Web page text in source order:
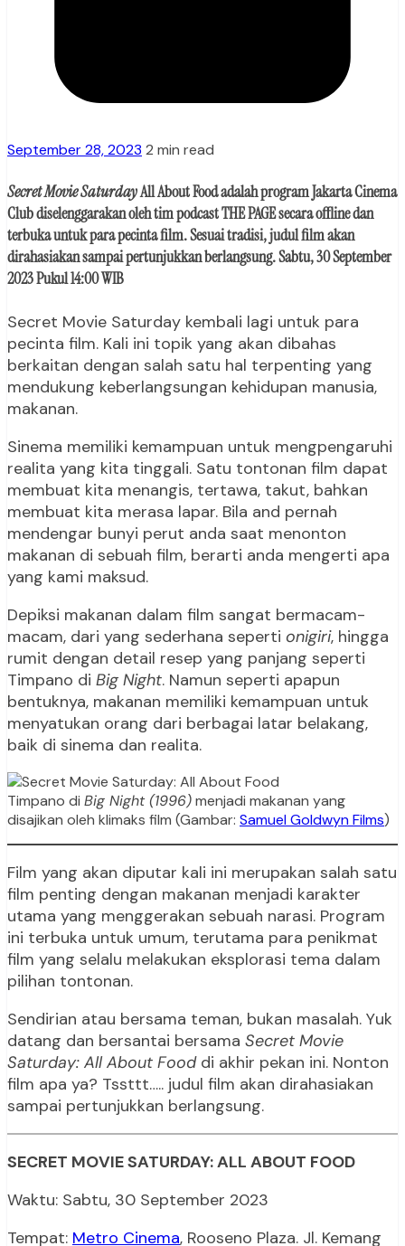
September 28, 2023 2 min read
Secret Movie SaturdayAll About Food adalah programJakarta Cinema
Clubdiselenggarakan oleh tim podcastTHE PAGEsecara offline dan
terbuka untuk para pecinta film. Sesuai tradisi, judul film akan
dirahasiakan sampai pertunjukkan berlangsung. Sabtu, 30 September
2023 Pukul 14:00 WIB
Secret Movie Saturday kembali lagi untuk para
pecinta film. Kali ini topik yang akan dibahas
berkaitan dengan salah satu hal terpenting yang
mendukung keberlangsungan kehidupan manusia,
makanan.
Sinema memiliki kemampuan untuk mengpengaruhi
realita yang kita tinggali. Satu tontonan film dapat
membuat kita menangis, tertawa, takut, bahkan
membuat kita merasa lapar. Bila and pernah
mendengar bunyi perut anda saat menonton
makanan di sebuah film, berarti anda mengerti apa
yang kami maksud.
Depiksi makanan dalam film sangat bermacam-
macam, dari yang sederhana seperti onigiri, hingga
rumit dengan detail resep yang panjang seperti
Timpano di Big Night. Namun seperti apapun
bentuknya, makanan memiliki kemampuan untuk
menyatukan orang dari berbagai latar belakang,
baik di sinema dan realita.
Timpano di Big Night (1996)menjadi makanan yang
disajikan oleh klimaks film (Gambar: Samuel Goldwyn Films)
Film yang akan diputar kali ini merupakan salah satu
film penting dengan makanan menjadi karakter
utama yang menggerakan sebuah narasi. Program
ini terbuka untuk umum, terutama para penikmat
film yang selalu melakukan eksplorasi tema dalam
pilihan tontonan.
Sendirian atau bersama teman, bukan masalah. Yuk
datang dan bersantai bersama Secret Movie
Saturday: All About Food di akhir pekan ini. Nonton
film apa ya? Tssttt….. judul film akan dirahasiakan
sampai pertunjukkan berlangsung.
SECRET MOVIE SATURDAY: ALL ABOUT FOOD
Waktu: Sabtu, 30 September 2023
Tempat: Metro Cinema, Rooseno Plaza. Jl. Kemang